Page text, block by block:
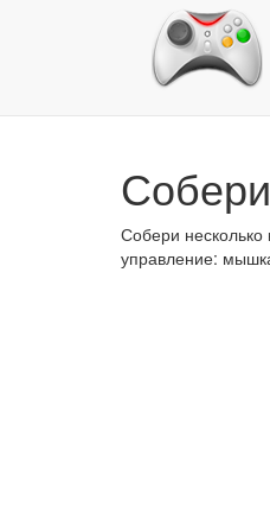
Собери несколько
управление: